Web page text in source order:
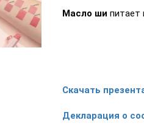
Масло ши питает
Скачать
Декларация о